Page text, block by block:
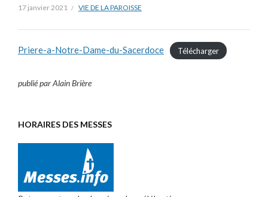
17 janvier 2021 VIE DE LA PAROISSE
Priere-a-Notre-Dame-du-Sacerdoce Télécharger
publié par Alain Brière
HORAIRES DES MESSES